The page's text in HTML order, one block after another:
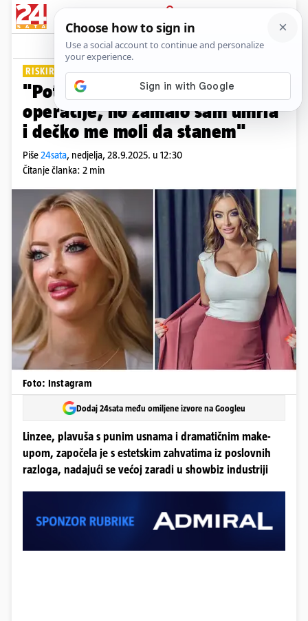
PRIJAVA
Lifestyle Komentari
RISKIRA ŽIVOT
"Potrošila sam 74.000 funti na
operacije, no zamalo sam umrla
i dečko me moli da stanem"
Piše24sata, nedjelja, 28.9.2025. u 12:30
Čitanje članka: 2 min
Foto: Instagram
Dodaj 24sata među omiljene izvore na Googleu
Linzee, plavuša s punim usnama i dramatičnim make-
upom, započela je s estetskim zahvatima iz poslovnih
razloga, nadajući se većoj zaradi u showbiz industriji